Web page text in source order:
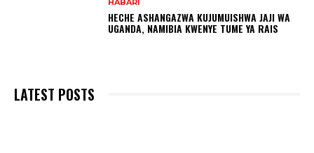
HABARI
HECHE ASHANGAZWA KUJUMUISHWA JAJI WA
UGANDA, NAMIBIA KWENYE TUME YA RAIS
LATEST POSTS